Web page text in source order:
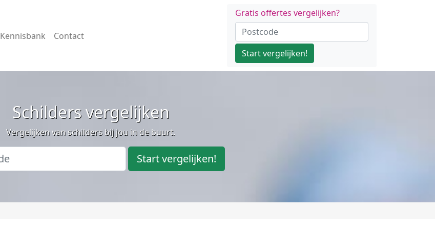
Kennisbank Contact
Gratis offertes vergelijken?
Start vergelijken!
Schilders vergelijken
Vergelijken van schilders bij jou in de buurt.
Start vergelijken!